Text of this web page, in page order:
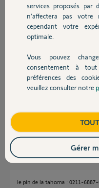
Autres produits
Devis avec un pro
Contact
Bonjour,
Donnez le PIN de votre TaHoma.
Bonjour Patrick,
Nicolas F. il y a
le pin de la tahoma : 0211-6887-
services proposés par
n’affectera pas
cependant votre
optimale.
Vous pouvez
consentement à
préférences des
veuillez consulter notre
Gérer